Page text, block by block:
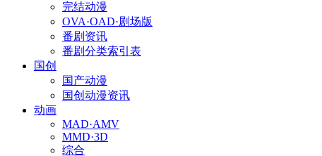
完结动漫
OVA·OAD·剧场版
番剧资讯
番剧分类索引表
国创
国产动漫
国创动漫资讯
动画
MAD·AMV
MMD·3D
综合